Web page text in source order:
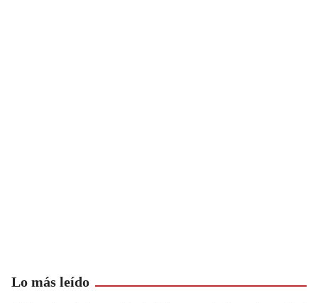
Lo más leído